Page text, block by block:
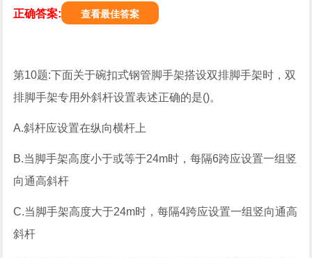
正确答案: 查看最佳答案
第10题:下面关于碗扣式钢管脚手架搭设双排脚手架时，双
排脚手架专用外斜杆设置表述正确的是()。
A.斜杆应设置在纵向横杆上
B.当脚手架高度小于或等于24m时，每隔6跨应设置一组竖
向通高斜杆
C.当脚手架高度大于24m时，每隔4跨应设置一组竖向通高
斜杆